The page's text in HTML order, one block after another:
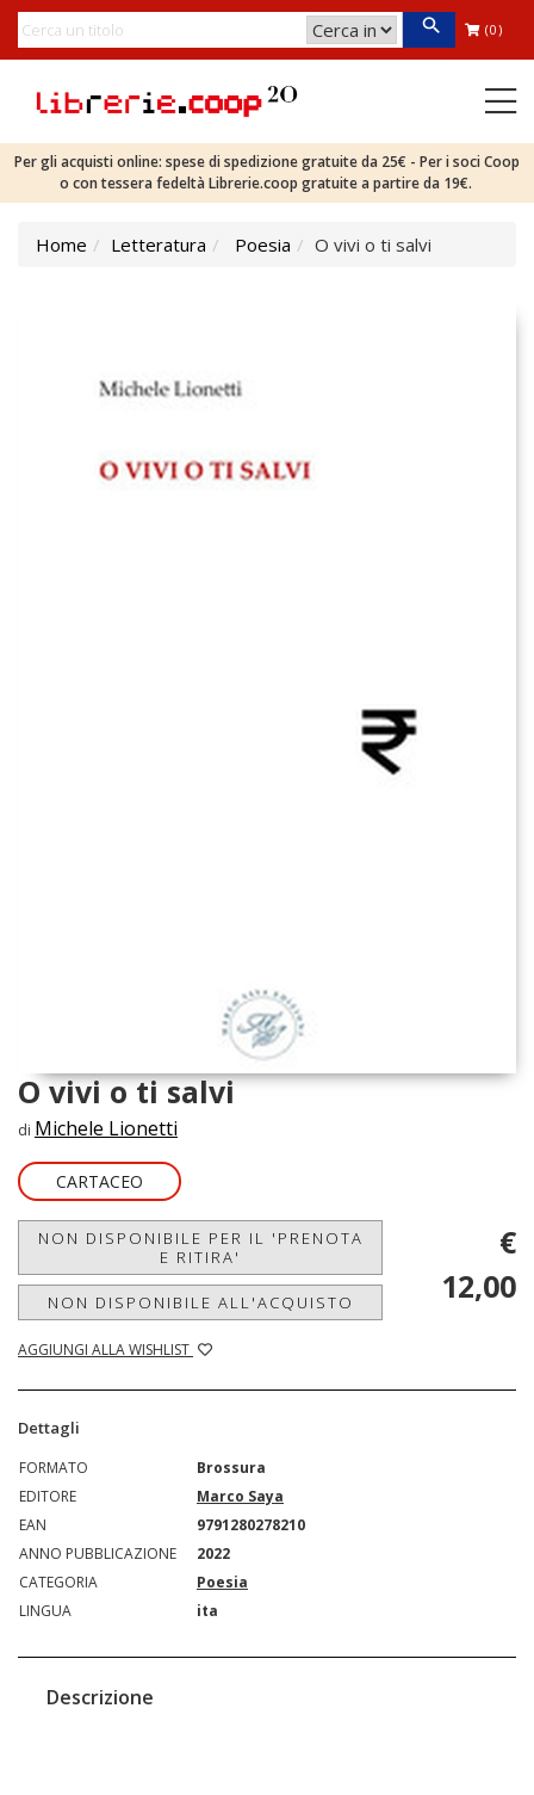
(0)
Per gli acquisti online: spese di spedizione gratuite da 25€ - Per i soci Coop
o con tessera fedeltà Librerie.coop gratuite a partire da 19€.
Home Letteratura Poesia O vivi o ti salvi
O vivi o ti salvi
di Michele Lionetti
CARTACEO
NON DISPONIBILE PER IL 'PRENOTA
E RITIRA'
NON DISPONIBILE ALL'ACQUISTO
AGGIUNGI ALLA WISHLIST
€
12,00
Dettagli
FORMATO
Brossura
EDITORE
Marco Saya
EAN
9791280278210
ANNO PUBBLICAZIONE
2022
CATEGORIA
Poesia
LINGUA
ita
Descrizione